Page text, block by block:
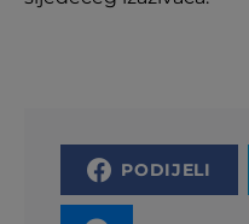
PODIJELI